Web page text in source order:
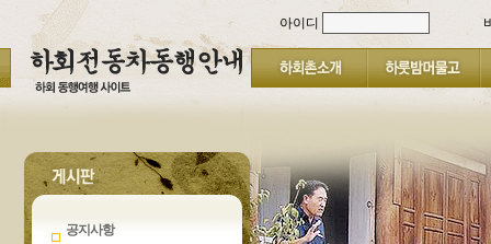
공지사항
아이디